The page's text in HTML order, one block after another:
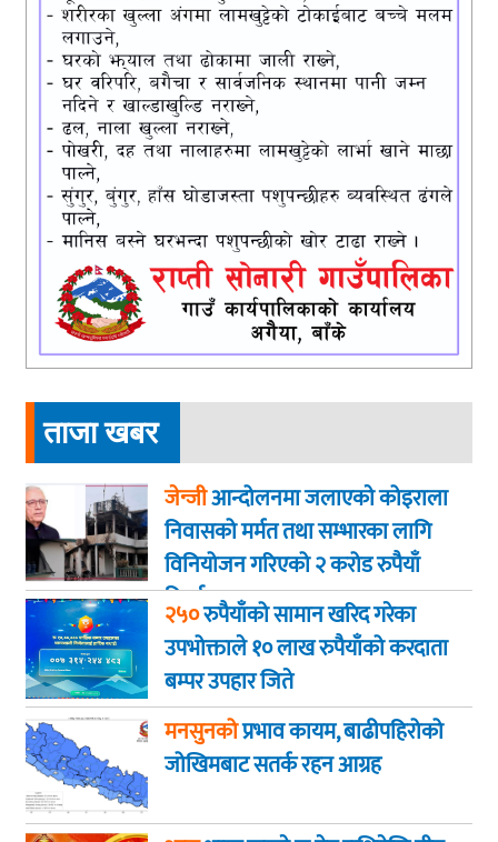
ताजा खबर
जेन्जीआन्दोलनमा जलाएकाे कोइराला
निवासको मर्मत तथा सम्भारका लागि
विनियोजन गरिएको २ करोड रुपैयाँ
फिर्ता
२५०रुपैयाँको सामान खरिद गरेका
उपभोक्ताले १० लाख रुपैयाँको करदाता
बम्पर उपहार जिते
मनसुनकोप्रभाव कायम, बाढीपहिरोको
जोखिमबाट सतर्क रहन आग्रह